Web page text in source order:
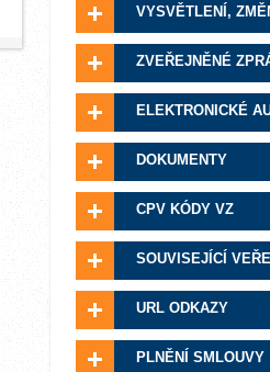
VYSVĚTLENÍ,
ZVEŘEJNĚNÉ
ELEKTRONICKÉ
DOKUMENTY
CPV KÓDY VZ
SOUVISEJÍCÍ
URL ODKAZY
PLNĚNÍ SMLOUVY